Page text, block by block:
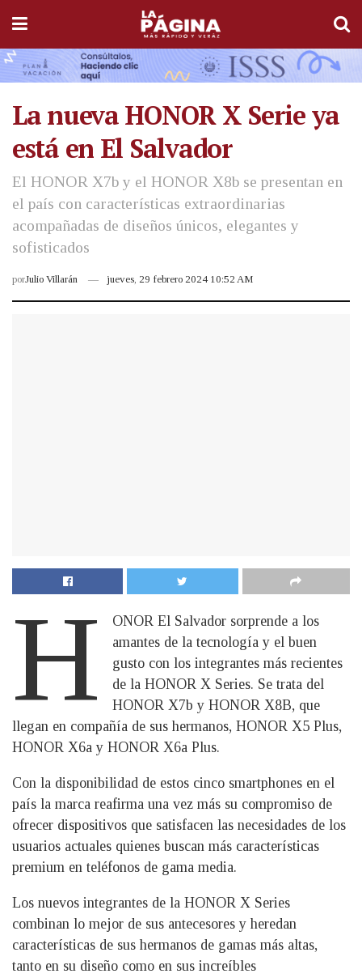
La nueva HONOR X Serie ya
está en El Salvador
El HONOR X7b y el HONOR X8b se presentan en
el país con características extraordinarias
acompañadas de diseños únicos, elegantes y
sofisticados
porJulio Villarán jueves, 29 febrero 2024 10:52 AM
H
ONOR El Salvador sorprende a los
amantes de la tecnología y el buen
gusto con los integrantes más recientes
de la HONOR X Series. Se trata del
HONOR X7b y HONOR X8B, que
llegan en compañía de sus hermanos, HONOR X5 Plus,
HONOR X6a y HONOR X6a Plus.
Con la disponibilidad de estos cinco smartphones en el
país la marca reafirma una vez más su compromiso de
ofrecer dispositivos que satisfacen las necesidades de los
usuarios actuales quienes buscan más características
premium en teléfonos de gama media.
Los nuevos integrantes de la HONOR X Series
combinan lo mejor de sus antecesores y heredan
características de sus hermanos de gamas más altas,
tanto en su diseño como en sus increíbles